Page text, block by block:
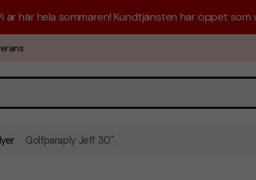
är här hela sommaren! Kundtjänsten har öppet som
Golfparaply Jeff 30"